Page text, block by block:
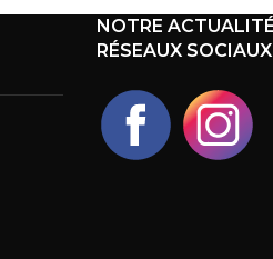
NOTRE
RÉSEAUX SOCIAUX